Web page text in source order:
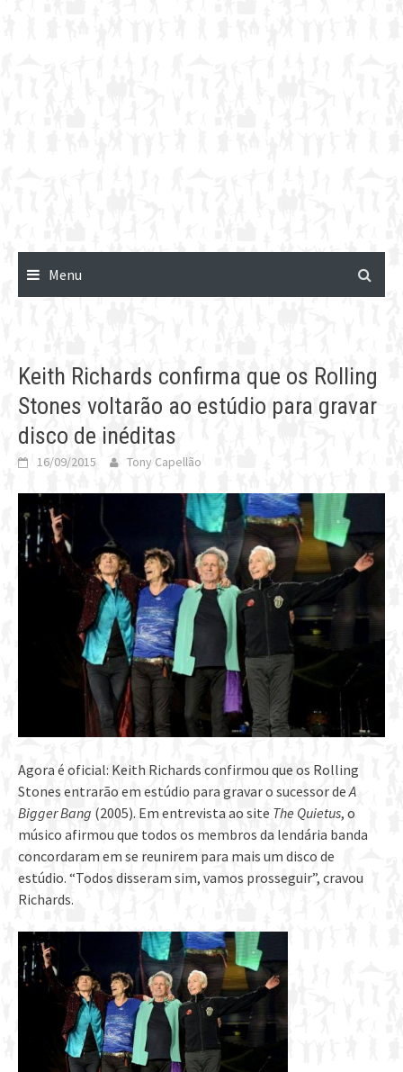
Menu
Keith Richards confirma que os Rolling
Stones voltarão ao estúdio para gravar
disco de inéditas
16/09/2015 Tony Capellão
Agora é oficial: Keith Richards confirmou que os Rolling
Stones entrarão em estúdio para gravar o sucessor deA
Bigger Bang (2005). Em entrevista ao site The Quietus, o
músico afirmou que todos os membros da lendária banda
concordaram em se reunirem para mais um disco de
estúdio. “Todos disseram sim, vamos prosseguir”, cravou
Richards.